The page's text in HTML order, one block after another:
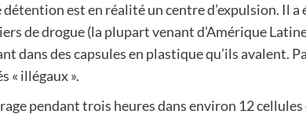
détention est en réalité un centre d’expulsion. Il
de drogue (la plupart venant d’Amérique
dans des capsules en plastique qu’ils avalent.
« illégaux ».
pendant trois heures dans environ 12